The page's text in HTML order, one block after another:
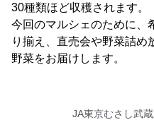
30種類ほど収穫されます。
今回のマルシェのために、
り揃え、直売会や野菜詰め
野菜をお届けします。
JA東京むさし武